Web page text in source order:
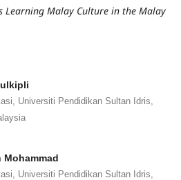
Learning Malay Culture in the Malay
Universiti Pendidikan Sultan Idris,
Mohammad
Universiti Pendidikan Sultan Idris,